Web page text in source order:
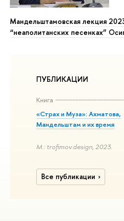
Мандельштамовская лекция
“неаполитанских песенках”
ПУБЛИКАЦИИ
Книга
«Страх и Муза»: Ахматова,
Мандельштам и их время
М.: trofimov.design, 2023.
Все публикации